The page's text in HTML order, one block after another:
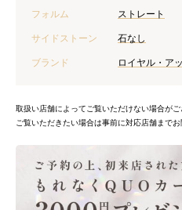
フォルム
ストレート
サイドストーン
石なし
ブランド
ロイヤル・ア
取扱い店舗によってご覧いただけない場合がご
ご覧いただきたい場合は事前に対応店舗までお